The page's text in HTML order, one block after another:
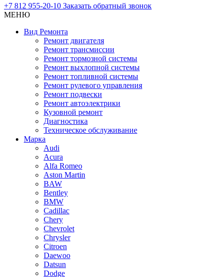
+7 812 955-20-10 Заказать обратный звонок
МЕНЮ
Вид Ремонта
Ремонт двигателя
Ремонт трансмиссии
Ремонт тормозной системы
Ремонт выхлопной системы
Ремонт топливной системы
Ремонт рулевого управления
Ремонт подвески
Ремонт автоэлектрики
Кузовной ремонт
Диагностика
Техническое обслуживание
Марка
Audi
Acura
Alfa Romeo
Aston Martin
BAW
Bentley
BMW
Cadillac
Chery
Chevrolet
Chrysler
Citroen
Daewoo
Datsun
Dodge